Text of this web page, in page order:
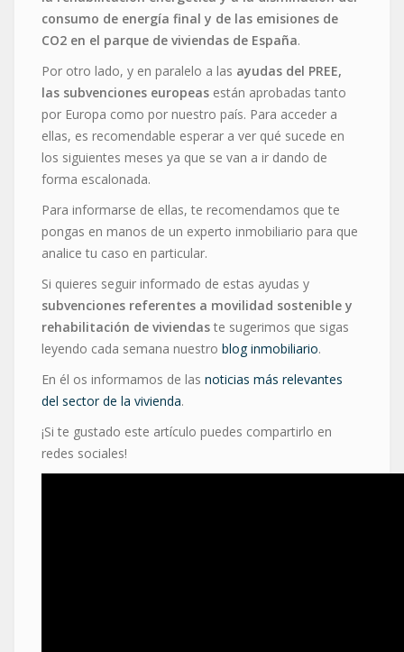
consumo de energía final y de las emisiones de
CO2 en el parque de viviendas de España.
Por otro lado, y en paralelo a las ayudas del PREE,
las subvenciones europeas están aprobadas tanto
por Europa como por nuestro país. Para acceder a
ellas, es recomendable esperar a ver qué sucede en
los siguientes meses ya que se van a ir dando de
forma escalonada.
Para informarse de ellas, te recomendamos que te
pongas en manos de un experto inmobiliario para que
analice tu caso en particular.
Si quieres seguir informado de estas ayudas y
subvenciones referentes a movilidad sostenible y
rehabilitación de viviendas te sugerimos que sigas
leyendo cada semana nuestro blog inmobiliario.
En él os informamos de las noticias más relevantes
del sector de la vivienda.
¡Si te gustado este artículo puedes compartirlo en
redes sociales!